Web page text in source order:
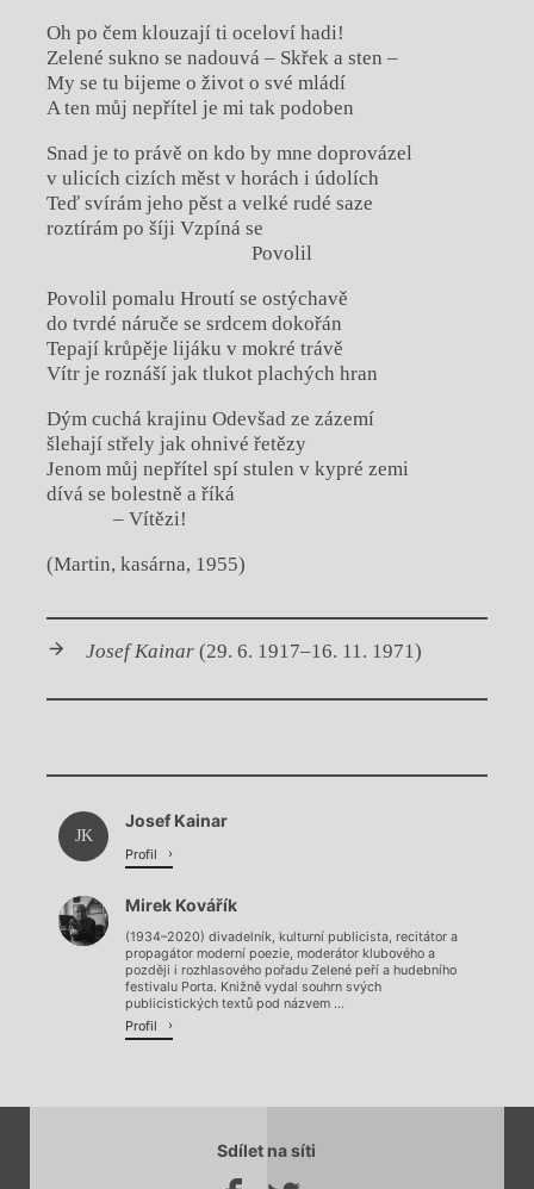
Oh po čem klouzají ti oceloví hadi!
Zelené sukno se nadouvá – Skřek a sten –
My se tu bijeme o život o své mládí
A ten můj nepřítel je mi tak podoben
Snad je to právě on kdo by mne doprovázel
v ulicích cizích měst v horách i údolích
Teď svírám jeho pěst a velké rudé saze
roztírám po šíji Vzpíná se
Povolil
Povolil pomalu Hroutí se ostýchavě
do tvrdé náruče se srdcem dokořán
Tepají krůpěje lijáku v mokré trávě
Vítr je roznáší jak tlukot plachých hran
Dým cuchá krajinu Odevšad ze zázemí
šlehají střely jak ohnivé řetězy
Jenom můj nepřítel spí stulen v kypré zemi
dívá se bolestně a říká
– Vítězi!
(Martin, kasárna, 1955)
Josef Kainar (29. 6. 1917–16. 11. 1971)
Chviličku.
JK
Josef Kainar
Profil
Mirek Kovářík
(1934–2020) divadelník, kulturní publicista, recitátor a
propagátor moderní poezie, moderátor klubového a
později i rozhlasového pořadu Zelené peří a hudebního
festivalu Porta. Knižně vydal souhrn svých
publicistických textů pod názvem ...
Profil
Sdílet na síti